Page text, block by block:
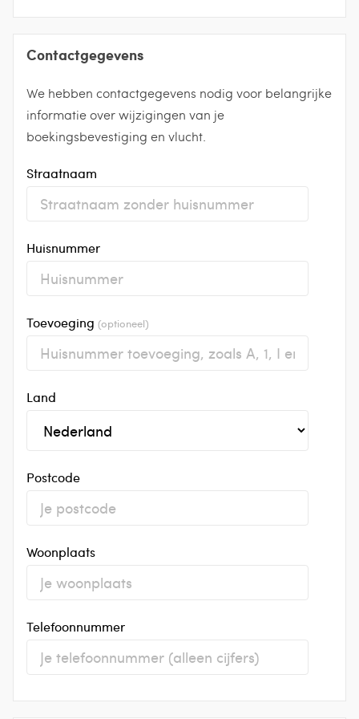
Contactgegevens
We hebben contactgegevens nodig voor belangrijke
informatie over wijzigingen van je
boekingsbevestiging en vlucht.
Straatnaam
Huisnummer
Toevoeging (optioneel)
Land
Postcode
Woonplaats
Telefoonnummer